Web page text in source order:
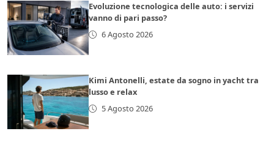
Evoluzione tecnologica delle auto: i servizi
vanno di pari passo?
6 Agosto 2026
Kimi Antonelli, estate da sogno in yacht tra
lusso e relax
5 Agosto 2026